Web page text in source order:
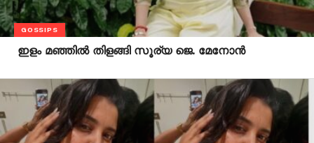
GOSSIPS
ഇളം മഞ്ഞിൽ തിളങ്ങി സൂര്യ ജെ. മേനോൻ